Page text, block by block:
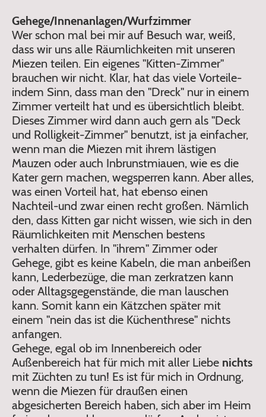
Gehege/Innenanlagen/Wurfzimmer
Wer schon mal bei mir auf Besuch war, weiß,
dass wir uns alle Räumlichkeiten mit unseren
Miezen teilen. Ein eigenes "Kitten-Zimmer"
brauchen wir nicht. Klar, hat das viele Vorteile-
indem Sinn, dass man den "Dreck" nur in einem
Zimmer verteilt hat und es übersichtlich bleibt.
Dieses Zimmer wird dann auch gern als "Deck
und Rolligkeit-Zimmer" benutzt, ist ja einfacher,
wenn man die Miezen mit ihrem lästigen
Mauzen oder auch Inbrunstmiauen, wie es die
Kater gern machen, wegsperren kann. Aber alles,
was einen Vorteil hat, hat ebenso einen
Nachteil-und zwar einen recht großen. Nämlich
den, dass Kitten gar nicht wissen, wie sich in den
Räumlichkeiten mit Menschen bestens
verhalten dürfen. In "ihrem" Zimmer oder
Gehege, gibt es keine Kabeln, die man anbeißen
kann, Lederbezüge, die man zerkratzen kann
oder Alltagsgegenstände, die man lauschen
kann. Somit kann ein Kätzchen später mit
einem "nein das ist die Küchenthrese" nichts
anfangen.
Gehege, egal ob im Innenbereich oder
Außenbereich hat für mich mit aller Liebe nichts
mit Züchten zu tun! Es ist für mich in Ordnung,
wenn die Miezen für draußen einen
abgesicherten Bereich haben, sich aber im Heim